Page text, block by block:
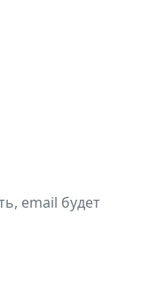
email будет